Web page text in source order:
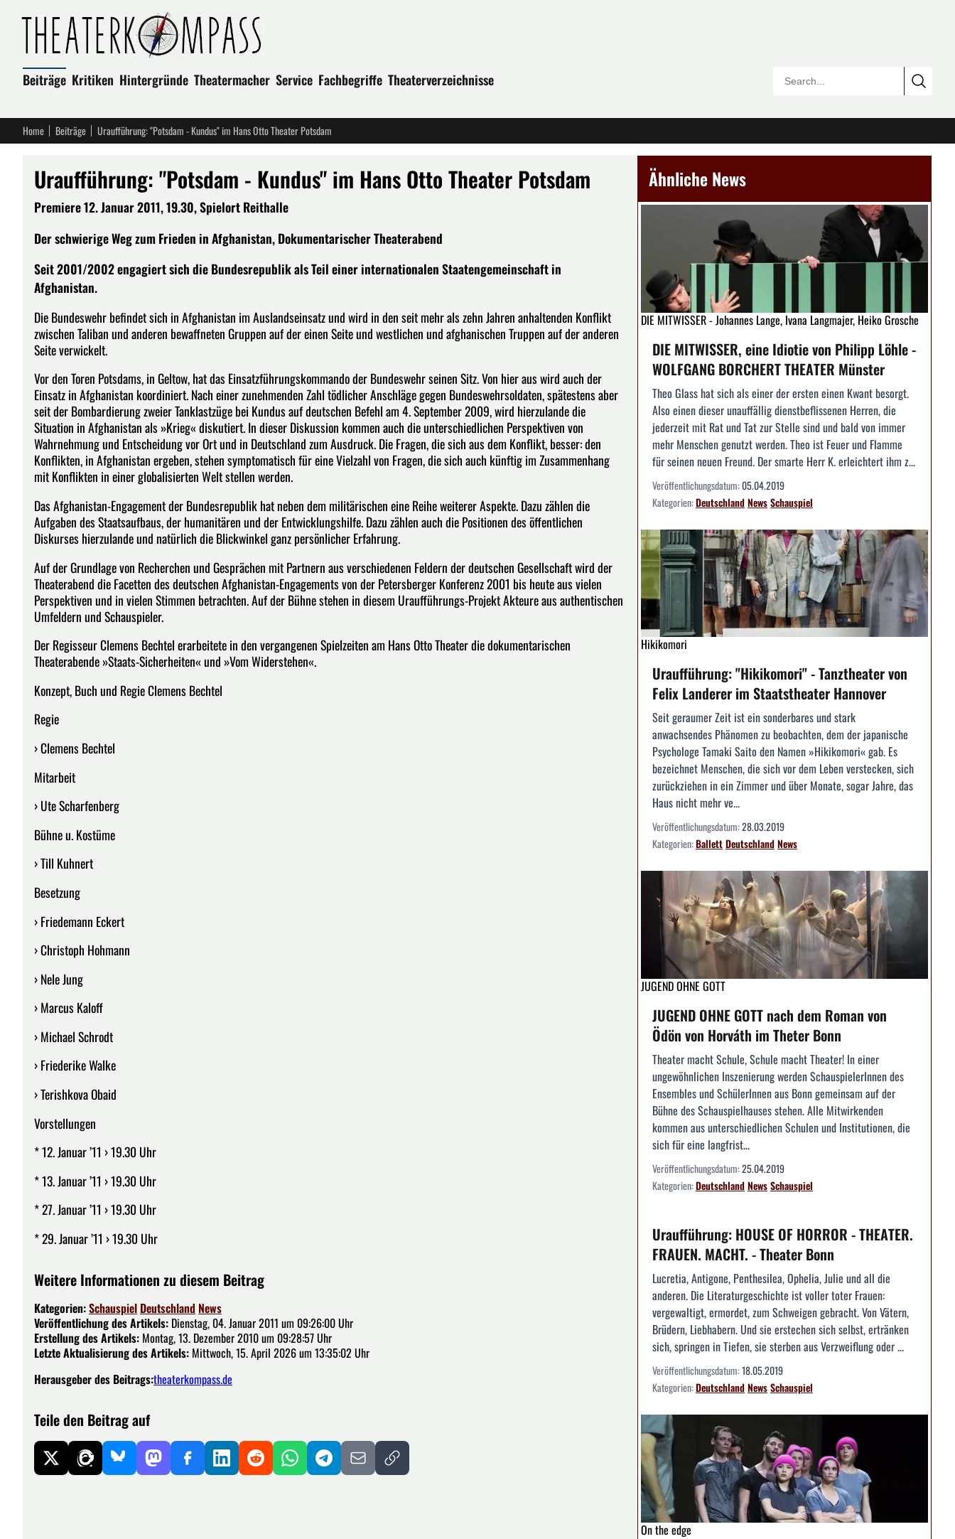
Beiträge Kritiken Hintergründe Theatermacher Service Fachbegriffe Theaterverzeichnisse
Home Beiträge Uraufführung: "Potsdam - Kundus" im Hans Otto Theater Potsdam
Uraufführung: "Potsdam - Kundus" im Hans Otto Theater Potsdam
Premiere 12. Januar 2011, 19.30, Spielort Reithalle
Der schwierige Weg zum Frieden in Afghanistan, Dokumentarischer Theaterabend
Seit 2001/2002 engagiert sich die Bundesrepublik als Teil einer internationalen Staatengemeinschaft in
Afghanistan.
Die Bundeswehr befindet sich in Afghanistan im Auslandseinsatz und wird in den seit mehr als zehn Jahren anhaltenden Konflikt
zwischen Taliban und anderen bewaffneten Gruppen auf der einen Seite und westlichen und afghanischen Truppen auf der anderen
Seite verwickelt.
Vor den Toren Potsdams, in Geltow, hat das Einsatzführungskommando der Bundeswehr seinen Sitz. Von hier aus wird auch der
Einsatz in Afghanistan koordiniert. Nach einer zunehmenden Zahl tödlicher Anschläge gegen Bundeswehrsoldaten, spätestens aber
seit der Bombardierung zweier Tanklastzüge bei Kundus auf deutschen Befehl am 4. September 2009, wird hierzulande die
Situation in Afghanistan als »Krieg« diskutiert. In dieser Diskussion kommen auch die unterschiedlichen Perspektiven von
Wahrnehmung und Entscheidung vor Ort und in Deutschland zum Ausdruck. Die Fragen, die sich aus dem Konflikt, besser: den
Konflikten, in Afghanistan ergeben, stehen symptomatisch für eine Vielzahl von Fragen, die sich auch künftig im Zusammenhang
mit Konflikten in einer globalisierten Welt stellen werden.
Das Afghanistan-Engagement der Bundesrepublik hat neben dem militärischen eine Reihe weiterer Aspekte. Dazu zählen die
Aufgaben des Staatsaufbaus, der humanitären und der Entwicklungshilfe. Dazu zählen auch die Positionen des öffentlichen
Diskurses hierzulande und natürlich die Blickwinkel ganz persönlicher Erfahrung.
Auf der Grundlage von Recherchen und Gesprächen mit Partnern aus verschiedenen Feldern der deutschen Gesellschaft wird der
Theaterabend die Facetten des deutschen Afghanistan-Engagements von der Petersberger Konferenz 2001 bis heute aus vielen
Perspektiven und in vielen Stimmen betrachten. Auf der Bühne stehen in diesem Uraufführungs-Projekt Akteure aus authentischen
Umfeldern und Schauspieler.
Der Regisseur Clemens Bechtel erarbeitete in den vergangenen Spielzeiten am Hans Otto Theater die dokumentarischen
Theaterabende »Staats-Sicherheiten« und »Vom Widerstehen«.
Konzept, Buch und Regie Clemens Bechtel
Regie
› Clemens Bechtel
Mitarbeit
› Ute Scharfenberg
Bühne u. Kostüme
› Till Kuhnert
Besetzung
› Friedemann Eckert
› Christoph Hohmann
› Nele Jung
› Marcus Kaloff
› Michael Schrodt
› Friederike Walke
› Terishkova Obaid
Vorstellungen
* 12. Januar ’11 › 19.30 Uhr
* 13. Januar ’11 › 19.30 Uhr
* 27. Januar ’11 › 19.30 Uhr
* 29. Januar ’11 › 19.30 Uhr
Weitere Informationen zu diesem Beitrag
Kategorien:Schauspiel Deutschland News
Veröffentlichung des Artikels: Dienstag, 04. Januar 2011 um 09:26:00 Uhr
Erstellung des Artikels: Montag, 13. Dezember 2010 um 09:28:57 Uhr
Letzte Aktualisierung des Artikels: Mittwoch, 15. April 2026 um 13:35:02 Uhr
Herausgeber des Beitrags:theaterkompass.de
Teile den Beitrag auf
Ähnliche News
DIE MITWISSER - Johannes Lange, Ivana Langmajer, Heiko Grosche
DIE MITWISSER, eine Idiotie von Philipp Löhle -
WOLFGANG BORCHERT THEATER Münster
Theo Glass hat sich als einer der ersten einen Kwant besorgt.
Also einen dieser unauffällig dienstbeflissenen Herren, die
jederzeit mit Rat und Tat zur Stelle sind und bald von immer
mehr Menschen genutzt werden. Theo ist Feuer und Flamme
für seinen neuen Freund. Der smarte Herr K. erleichtert ihm z...
Veröffentlichungsdatum:05.04.2019
Kategorien:DeutschlandNewsSchauspiel
Hikikomori
Uraufführung: "Hikikomori" - Tanztheater von
Felix Landerer im Staatstheater Hannover
Seit geraumer Zeit ist ein sonderbares und stark
anwachsendes Phänomen zu beobachten, dem der japanische
Psychologe Tamaki Saito den Namen »Hikikomori« gab. Es
bezeichnet Menschen, die sich vor dem Leben verstecken, sich
zurückziehen in ein Zimmer und über Monate, sogar Jahre, das
Haus nicht mehr ve...
Veröffentlichungsdatum:28.03.2019
Kategorien:BallettDeutschlandNews
JUGEND OHNE GOTT
JUGEND OHNE GOTT nach dem Roman von
Ödön von Horváth im Theter Bonn
Theater macht Schule, Schule macht Theater! In einer
ungewöhnlichen Inszenierung werden SchauspielerInnen des
Ensembles und SchülerInnen aus Bonn gemeinsam auf der
Bühne des Schauspielhauses stehen. Alle Mitwirkenden
kommen aus unterschiedlichen Schulen und Institutionen, die
sich für eine langfrist...
Veröffentlichungsdatum:25.04.2019
Kategorien:DeutschlandNewsSchauspiel
Uraufführung: HOUSE OF HORROR - THEATER.
FRAUEN. MACHT. - Theater Bonn
Lucretia, Antigone, Penthesilea, Ophelia, Julie und all die
anderen. Die Literaturgeschichte ist voller toter Frauen:
vergewaltigt, ermordet, zum Schweigen gebracht. Von Vätern,
Brüdern, Liebhabern. Und sie erstechen sich selbst, ertränken
sich, springen in Tiefen, sie sterben aus Verzweiflung oder ...
Veröffentlichungsdatum:18.05.2019
Kategorien:DeutschlandNewsSchauspiel
On the edge